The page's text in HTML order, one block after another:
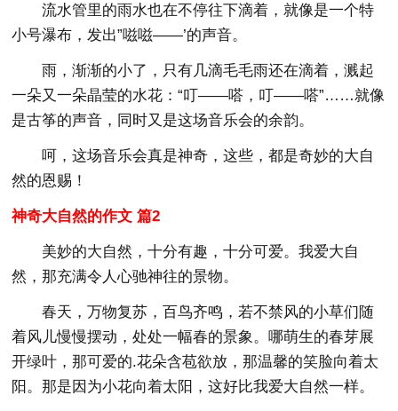
流水管里的雨水也在不停往下滴着，就像是一个特
小号瀑布，发出”嗞嗞——’的声音。
雨，渐渐的小了，只有几滴毛毛雨还在滴着，溅起
一朵又一朵晶莹的水花：“叮——嗒，叮——嗒”……就像
是古筝的声音，同时又是这场音乐会的余韵。
呵，这场音乐会真是神奇，这些，都是奇妙的大自
然的恩赐！
神奇大自然的作文 篇2
美妙的大自然，十分有趣，十分可爱。我爱大自
然，那充满令人心驰神往的景物。
春天，万物复苏，百鸟齐鸣，若不禁风的小草们随
着风儿慢慢摆动，处处一幅春的景象。哪萌生的春芽展
开绿叶，那可爱的.花朵含苞欲放，那温馨的笑脸向着太
阳。那是因为小花向着太阳，这好比我爱大自然一样。